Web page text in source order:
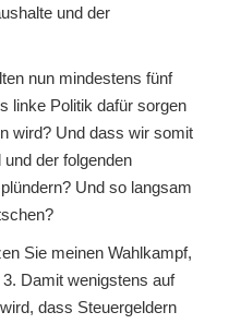
und der
nun mindestens fünf
linke Politik dafür sorgen
wird? Und dass wir somit
der folgenden
Und so langsam
Sie meinen Wahlkampf,
Damit wenigstens auf
dass Steuergeldern